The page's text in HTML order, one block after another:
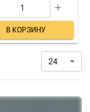
В КОРЗИНУ
24